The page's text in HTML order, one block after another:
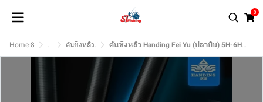
0
Home-8 ... คันชิงหลิว. คันชิงหลิว Handing Fei Yu (ปลาบิน) 5H-6H-8H-10H